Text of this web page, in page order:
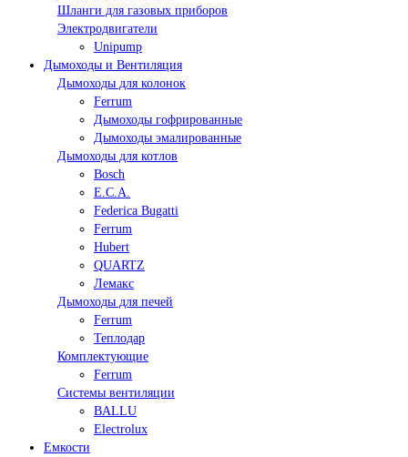
Шланги для газовых приборов
Электродвигатели
Unipump
Дымоходы и Вентиляция
Дымоходы для колонок
Ferrum
Дымоходы гофрированные
Дымоходы эмалированные
Дымоходы для котлов
Bosch
E.C.A.
Federica Bugatti
Ferrum
Hubert
QUARTZ
Лемакс
Дымоходы для печей
Ferrum
Теплодар
Комплектующие
Ferrum
Системы вентиляции
BALLU
Electrolux
Емкости